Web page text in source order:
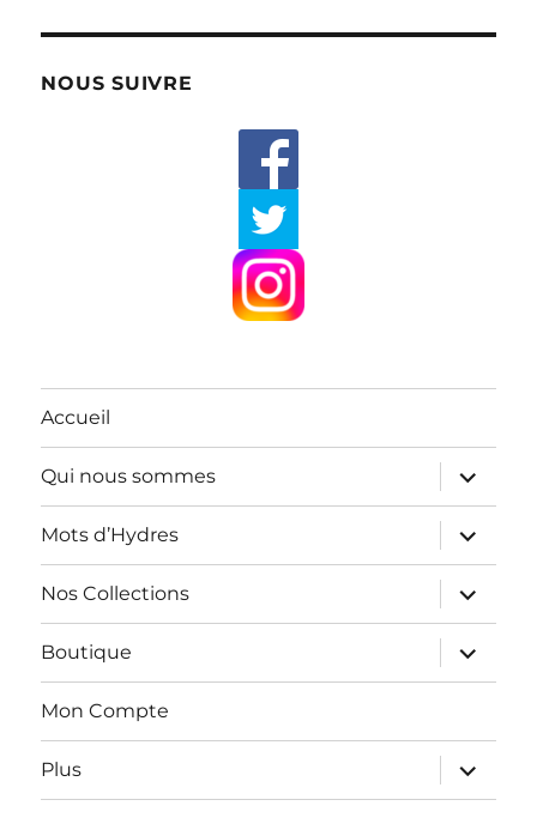
NOUS SUIVRE
Accueil
Qui nous sommes
ouvrir
le
sous-
menu
Mots d’Hydres
ouvrir
le
sous-
menu
Nos Collections
ouvrir
le
sous-
menu
Boutique
ouvrir
le
sous-
Mon Compte
Plus
ouvrir
le
sous-